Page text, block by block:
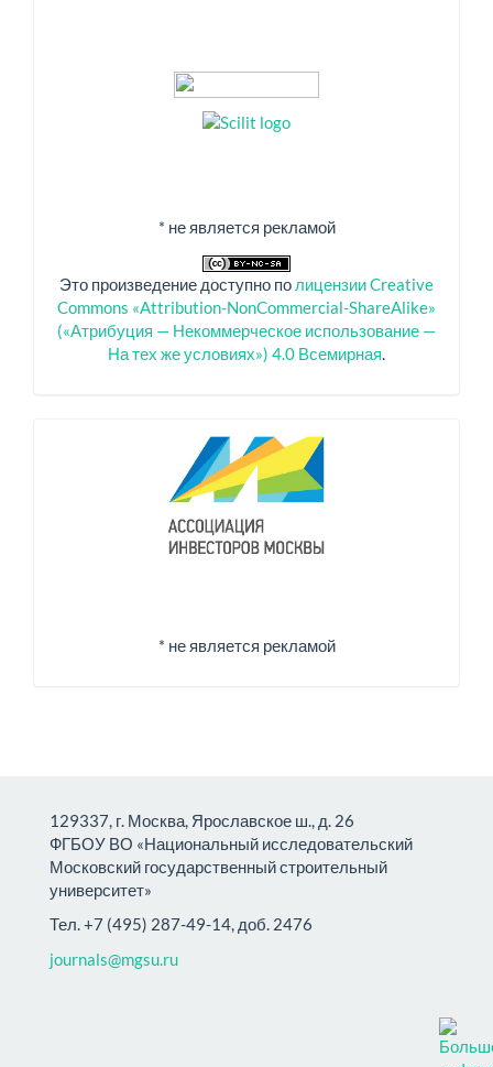
* не является рекламой
Это произведение доступно по лицензии Creative
Commons «Attribution-NonCommercial-ShareAlike»
(«Атрибуция — Некоммерческое использование —
На тех же условиях») 4.0 Всемирная.
* не является рекламой
129337, г. Москва, Ярославское ш., д. 26
ФГБОУ ВО «Национальный исследовательский
Московский государственный строительный
университет»
Тел. +7 (495) 287-49-14, доб. 2476
journals@mgsu.ru